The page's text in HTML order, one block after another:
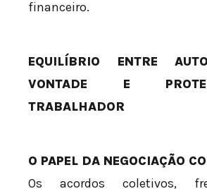
financeiro.
EQUILÍBRIO ENTRE
VONTADE E
TRABALHADOR
O PAPEL DA NEGOCIAÇÃO
Os acordos coletivos,